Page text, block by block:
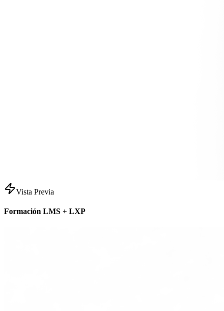
Vista Previa
Formación LMS + LXP